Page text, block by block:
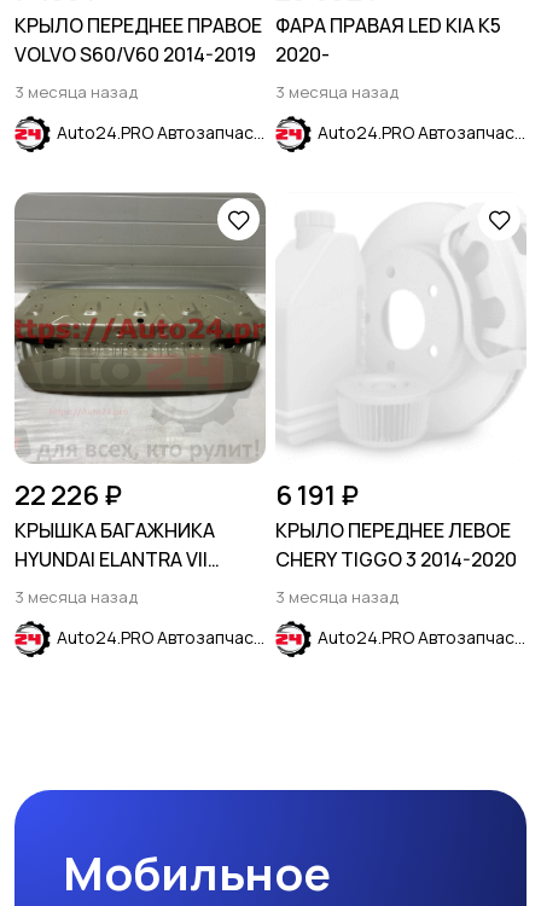
КРЫЛО ПЕРЕДНЕЕ ПРАВОЕ
VOLVO S60/V60 2014-2019
3 месяца назад
Auto24.PRO Автозапчасти
ФАРА ПРАВАЯ LED KIA K5
2020-
3 месяца назад
Auto24.PRO Автозапчасти
22 226 ₽
КРЫШКА БАГАЖНИКА
HYUNDAI ELANTRA VII
(CN7) 2020-
3 месяца назад
Auto24.PRO Автозапчасти
6 191 ₽
КРЫЛО ПЕРЕДНЕЕ ЛЕВОЕ
CHERY TIGGO 3 2014-2020
3 месяца назад
Auto24.PRO Автозапчасти
Мобильное